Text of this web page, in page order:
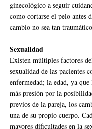
ginecológico a seguir
como cortarse el pelo antes
cambio no sea tan
Sexualidad
Existen múltiples factores
sexualidad de las pacientes
enfermedad; la edad, ya
más presión por la
previos de la pareja, los
una de su propio cuerpo.
mayores dificultades en la